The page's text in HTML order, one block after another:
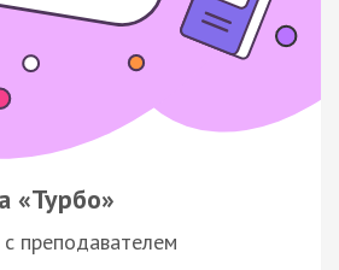
«Турбо»
преподавателем